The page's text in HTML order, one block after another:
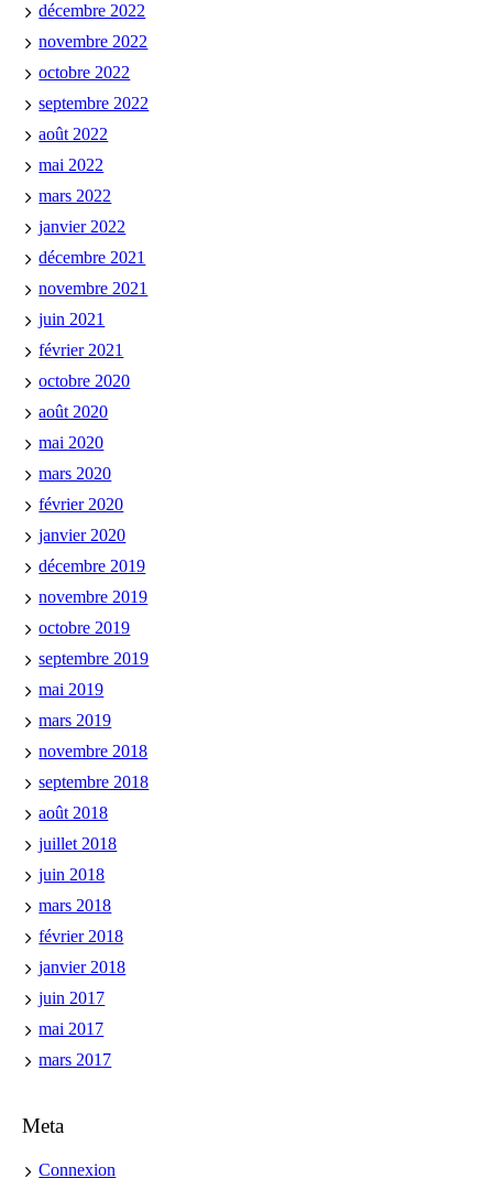
décembre 2022
novembre 2022
octobre 2022
septembre 2022
août 2022
mai 2022
mars 2022
janvier 2022
décembre 2021
novembre 2021
juin 2021
février 2021
octobre 2020
août 2020
mai 2020
mars 2020
février 2020
janvier 2020
décembre 2019
novembre 2019
octobre 2019
septembre 2019
mai 2019
mars 2019
novembre 2018
septembre 2018
août 2018
juillet 2018
juin 2018
mars 2018
février 2018
janvier 2018
juin 2017
mai 2017
mars 2017
Meta
Connexion